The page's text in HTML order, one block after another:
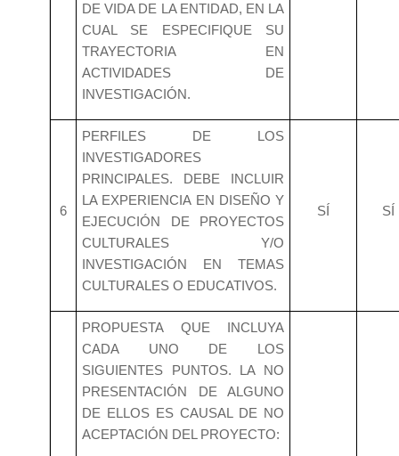
DE VIDA DE LA ENTIDAD, EN LA
CUAL SE ESPECIFIQUE SU
TRAYECTORIA EN
ACTIVIDADES DE
INVESTIGACIÓN.
6
PERFILES DE LOS
INVESTIGADORES
PRINCIPALES. DEBE INCLUIR
LA EXPERIENCIA EN DISEÑO Y
EJECUCIÓN DE PROYECTOS
CULTURALES Y/O
INVESTIGACIÓN EN TEMAS
CULTURALES O EDUCATIVOS.
SÍ SÍ
PROPUESTA QUE INCLUYA
CADA UNO DE LOS
SIGUIENTES PUNTOS. LA NO
PRESENTACIÓN DE ALGUNO
DE ELLOS ES CAUSAL DE NO
ACEPTACIÓN DEL PROYECTO: